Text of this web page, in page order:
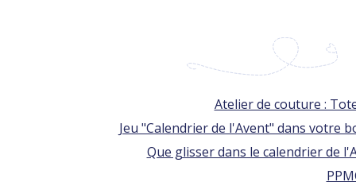
Atelier de couture :
Jeu "Calendrier de l'Avent" dans votre
Que glisser dans le calendrier de